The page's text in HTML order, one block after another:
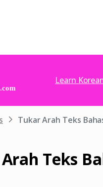
Learn
Tukar Arah Teks
Teks